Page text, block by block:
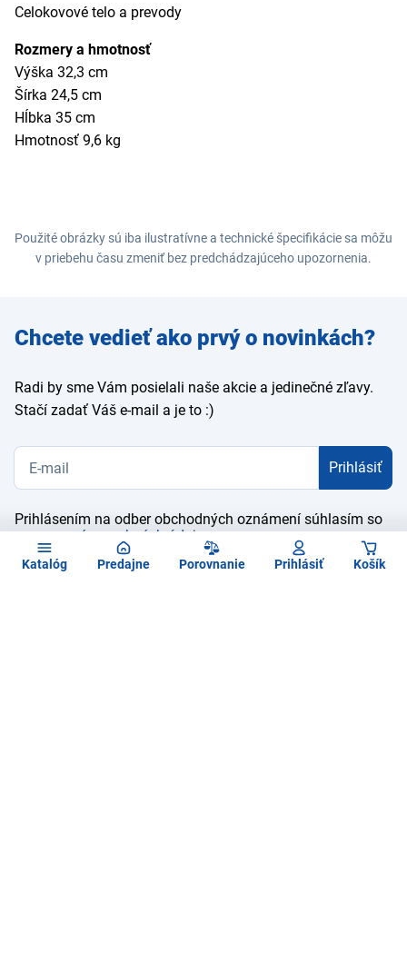
Katalóg Predajne Porovnanie Prihlásiť Košík
Celokovové telo a prevody
Rozmery a hmotnosť
Výška 32,3 cm
Šírka 24,5 cm
Hĺbka 35 cm
Hmotnosť 9,6 kg
Použité obrázky sú iba ilustratívne a technické špecifikácie sa môžu
v priebehu času zmeniť bez predchádzajúceho upozornenia.
Zadajte
e-mail
Chcete vedieť ako prvý o novinkách?
Radi by sme Vám posielali naše akcie a jedinečné zľavy.
Stačí zadať Váš e-mail a je to :)
Prihlásiť
Prihlásením na odber obchodných oznámení súhlasím so
spracovaním osobných údajov